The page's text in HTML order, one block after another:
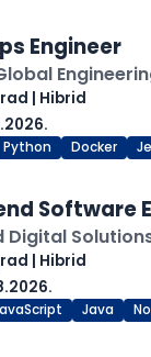
Engineer
| Hibrid
Python Docker
Software
Digital
| Hibrid
Java